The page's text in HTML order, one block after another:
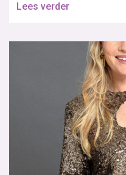
Lees verder